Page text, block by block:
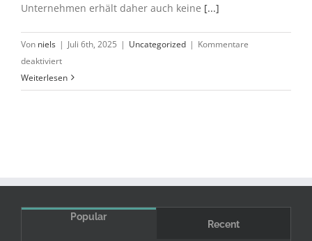
Unternehmen erhält daher auch keine [...]
Von niels | Juli 6th, 2025 | Uncategorized | Kommentare
deaktiviertfür
Credit
Freeze:
Weiterlesen
Popular
Recent